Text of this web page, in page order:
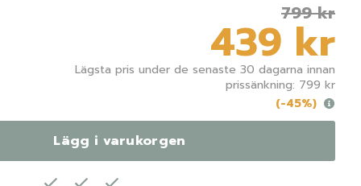
799 kr
439 kr
Lägsta pris under de senaste 30 dagarna innan
prissänkning: 799 kr
(-45%)
Lägg i varukorgen